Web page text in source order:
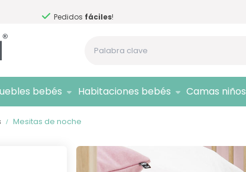
Pedidos fáciles!
bebés Habitaciones bebés Camas niños
Mesitas de noche